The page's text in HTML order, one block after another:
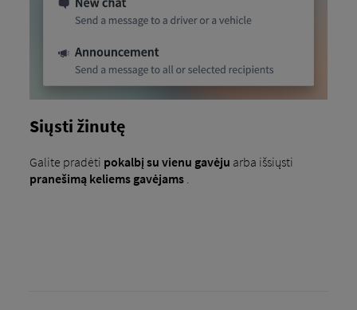
Siųsti žinutę
Galite pradėti pokalbį su vienu gavėju arba išsiųsti
pranešimą keliems gavėjams.